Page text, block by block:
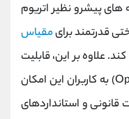
‌های پیشرو نظیر اتریوم
قدرتمند برایمقیاس
علاوه بر این، قابلیت
حریم خصوصی اختیاری (Opt-in Privacy) به کاربران این امکان
قانونی و استانداردهای